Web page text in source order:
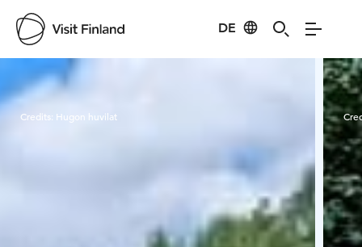
DE
Visit Finland
Credits: Hugon huvilat